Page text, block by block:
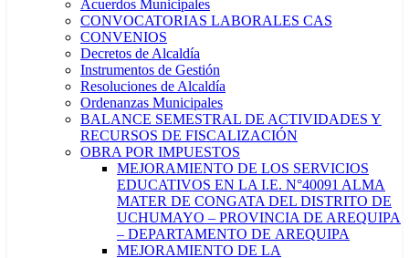
Acuerdos Municipales
CONVOCATORIAS LABORALES CAS
CONVENIOS
Decretos de Alcaldía
Instrumentos de Gestión
Resoluciones de Alcaldía
Ordenanzas Municipales
BALANCE SEMESTRAL DE ACTIVIDADES Y
RECURSOS DE FISCALIZACIÓN
OBRA POR IMPUESTOS
MEJORAMIENTO DE LOS SERVICIOS
EDUCATIVOS EN LA I.E. N°40091 ALMA
MATER DE CONGATA DEL DISTRITO DE
UCHUMAYO – PROVINCIA DE AREQUIPA
– DEPARTAMENTO DE AREQUIPA
MEJORAMIENTO DE LA